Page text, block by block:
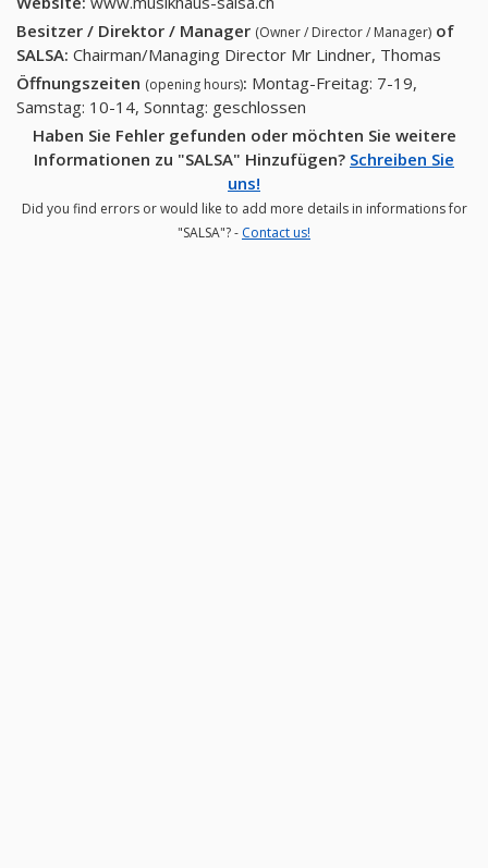
Besitzer / Direktor / Manager (Owner / Director / Manager) of
SALSA: Chairman/Managing Director Mr Lindner, Thomas
Öffnungszeiten (opening hours): Montag-Freitag: 7-19,
Samstag: 10-14, Sonntag: geschlossen
Haben Sie Fehler gefunden oder möchten Sie weitere
Informationen zu "SALSA" Hinzufügen? Schreiben Sie
uns!
Did you find errors or would like to add more details in informations for
"SALSA"? - Contact us!